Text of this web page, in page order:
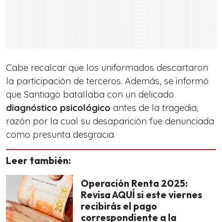
Cabe recalcar que los uniformados descartaron
la participación de terceros. Además, se informó
que Santiago batallaba con un delicado
diagnóstico psicológico antes de la tragedia,
razón por la cual su desaparición fue denunciada
como presunta desgracia.
Leer también:
Operación Renta 2025:
Revisa AQUÍ si este viernes
recibirás el pago
correspondiente a la